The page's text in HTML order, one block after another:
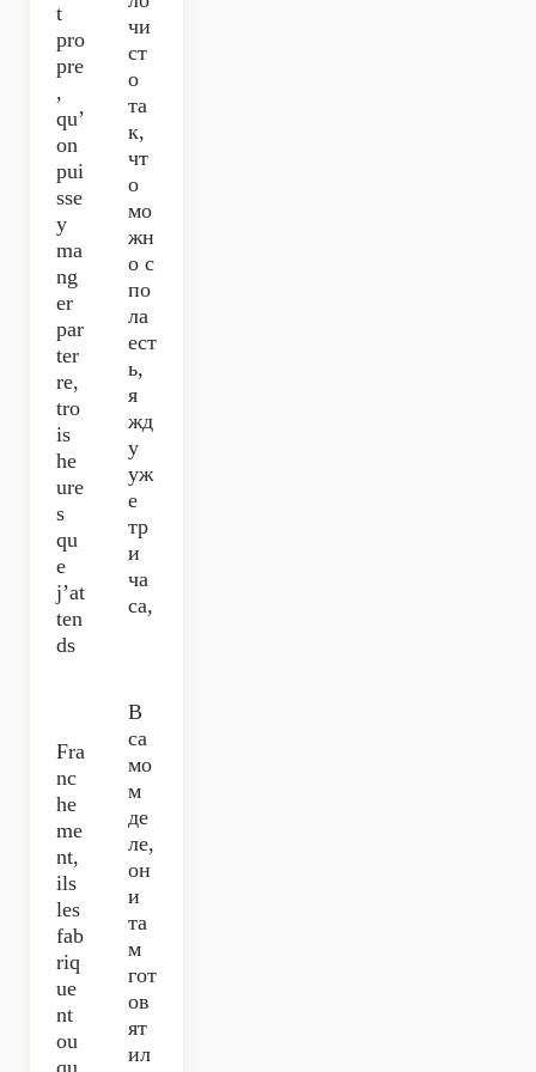
t
pro
pre
,
qu’
on
pui
sse
y
ma
ng
er
par
ter
re,
tro
is
he
ure
s
qu
e
j’at
ten
ds
чи
ст
о
та
к,
чт
о
мо
жн
о с
по
ла
ест
ь,
я
жд
у
уж
е
тр
и
ча
са,
Fra
nc
he
me
nt,
ils
les
fab
riq
ue
nt
ou
qu
В
са
мо
м
де
ле,
он
и
та
м
гот
ов
ят
ил